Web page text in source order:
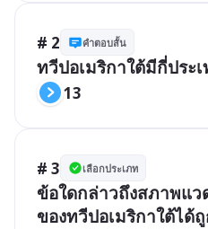
# 2 คำตอบสั้น
ทวีปอเมริกาใต้มีกี่ประ
13
# 3 เลือกประเภท
ข้อใดกล่าวถึงสภาพแ
ของทวีปอเมริกาใต้ได้